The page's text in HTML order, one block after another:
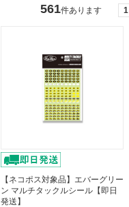
561件あります 1
【ネコポス対象品】エバーグリー
ン マルチタックルシール【即日
発送】